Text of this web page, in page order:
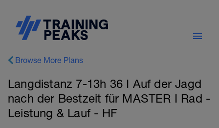
Browse More Plans
Langdistanz 7-13h 36 I Auf der Jagd
nach der Bestzeit für MASTER I Rad -
Leistung & Lauf - HF